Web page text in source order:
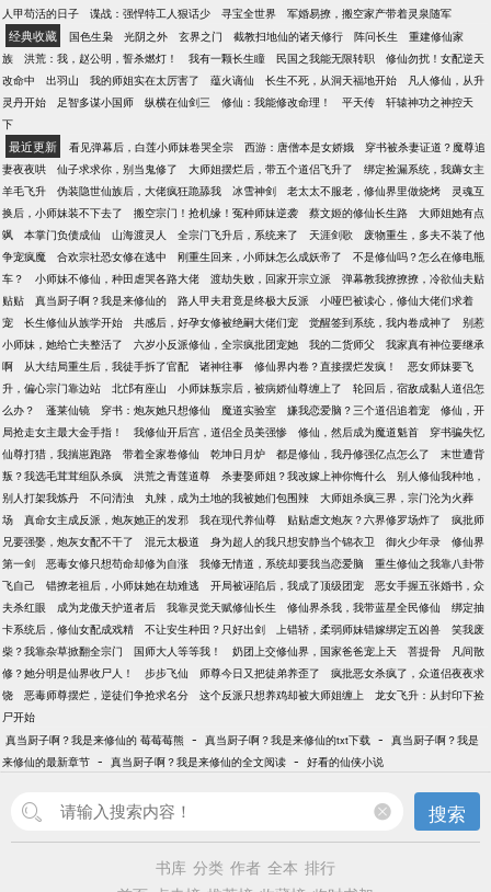
人甲苟活的日子
谍战：强悍特工人狠话少 寻宝全世界 军婚易撩，搬空家产带着灵泉随军
经典收藏 国色生枭 光阴之外 玄界之门 截教扫地仙的诸天修行 阵问长生
重建修仙家
族
洪荒：我，赵公明，誓杀燃灯！ 我有一颗长生瞳 民国之我能无限转职
修仙勿扰！女配逆天
改命中
出羽山 我的师姐实在太厉害了 蕴火谪仙 长生不死，从洞天福地开始
凡人修仙，从升
灵丹开始
足智多谋小国师 纵横在仙剑三 修仙：我能修改命理！ 平天传
轩辕神功之神控天
下
最近更新 看见弹幕后，白莲小师妹卷哭全宗 西游：唐僧本是女娇娥
穿书被杀妻证道？魔尊追
妻夜夜哄
仙子求求你，别当鬼修了 大师姐摆烂后，带五个道侣飞升了
绑定捡漏系统，我薅女主
羊毛飞升
伪装隐世仙族后，大佬疯狂跪舔我 冰雪神剑 老太太不服老，修仙界里做烧烤
灵魂互
换后，小师妹装不下去了
搬空宗门！抢机缘！冤种师妹逆袭 蔡文姬的修仙长生路
大师姐她有点
飒
本掌门负债成仙 山海渡灵人 全宗门飞升后，系统来了 天涯剑歌
废物重生，多夫不装了他
争宠疯魔
合欢宗社恐女修在逃中 刚重生回来，小师妹怎么成妖帝了
不是修仙吗？怎么在修电瓶
车？
小师妹不修仙，种田虐哭各路大佬 渡劫失败，回家开宗立派
弹幕教我撩撩撩，冷欲仙夫贴
贴贴
真当厨子啊？我是来修仙的 路人甲夫君竟是终极大反派
小哑巴被读心，修仙大佬们求着
宠
长生修仙从族学开始 共感后，好孕女修被绝嗣大佬们宠 觉醒签到系统，我内卷成神了
别惹
小师妹，她给亡夫整活了
六岁小反派修仙，全宗疯批团宠她 我的二货师父
我家真有神位要继承
啊
从大结局重生后，我徒手拆了官配 诸神往事 修仙界内卷？直接摆烂发疯！
恶女师妹要飞
升，偏心宗门靠边站
北邙有座山 小师妹叛宗后，被病娇仙尊缠上了
轮回后，宿敌成黏人道侣怎
么办？
蓬莱仙镜 穿书：炮灰她只想修仙 魔道实验室 嫌我恋爱脑？三个道侣追着宠
修仙，开
局抢走女主最大金手指！
我修仙开后宫，道侣全员美强惨 修仙，然后成为魔道魁首
穿书骗失忆
仙尊打猎，我揣崽跑路
带着全家卷修仙 乾坤日月炉 都是修仙，我丹修强亿点怎么了
末世遭背
叛？我选毛茸茸组队杀疯
洪荒之青莲道尊 杀妻娶师姐？我改嫁上神你悔什么
别人修仙我种地，
别人打架我炼丹
不问清浊 丸辣，成为土地的我被她们包围辣
大师姐杀疯三界，宗门沦为火葬
场
真命女主成反派，炮灰她正的发邪 我在现代养仙尊 贴贴虐文炮灰？六界修罗场炸了
疯批师
兄要强娶，炮灰女配不干了
混元太极道 身为超人的我只想安静当个锦衣卫 御火少年录
修仙界
第一剑
恶毒女修只想苟命却修为自涨 我修无情道，系统却要我当恋爱脑
重生修仙之我靠八卦带
飞自己
错撩老祖后，小师妹她在劫难逃 开局被诬陷后，我成了顶级团宠
恶女手握五张婚书，众
夫杀红眼
成为龙傲天护道者后 我靠灵觉天赋修仙长生 修仙界杀我，我带蓝星全民修仙
绑定抽
卡系统后，修仙女配成戏精
不让安生种田？只好出剑 上错轿，柔弱师妹错嫁绑定五凶兽
笑我废
柴？我靠杂草掀翻全宗门
国师大人等等我！ 奶团上交修仙界，国家爸爸宠上天 菩提骨
凡间散
修？她分明是仙界收尸人！
步步飞仙 师尊今日又把徒弟养歪了
疯批恶女杀疯了，众道侣夜夜求
饶
恶毒师尊摆烂，逆徒们争抢求名分 这个反派只想养鸡却被大师姐缠上
龙女飞升：从封印下捡
尸开始
真当厨子啊？我是来修仙的 莓莓莓熊 - 真当厨子啊？我是来修仙的txt下载 - 真当厨子啊？我是
来修仙的最新章节 - 真当厨子啊？我是来修仙的全文阅读 - 好看的仙侠小说
搜索
书库 分类 作者 全本 排行